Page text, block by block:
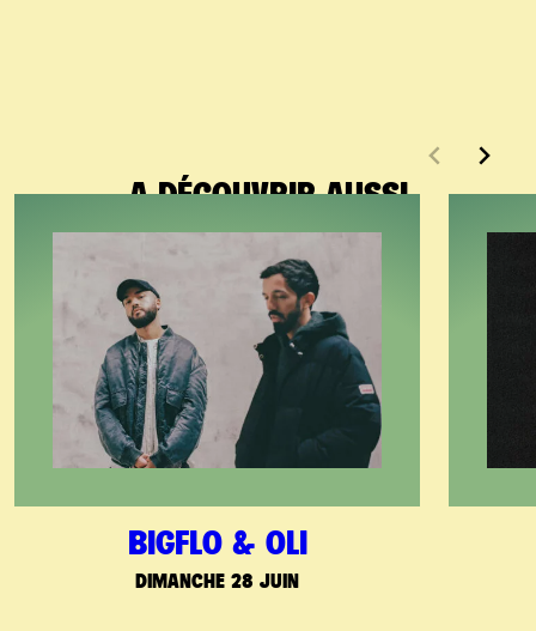
A DÉCOUVRIR AUSSI
BIGFLO & OLI
DIMANCHE 28 JUIN